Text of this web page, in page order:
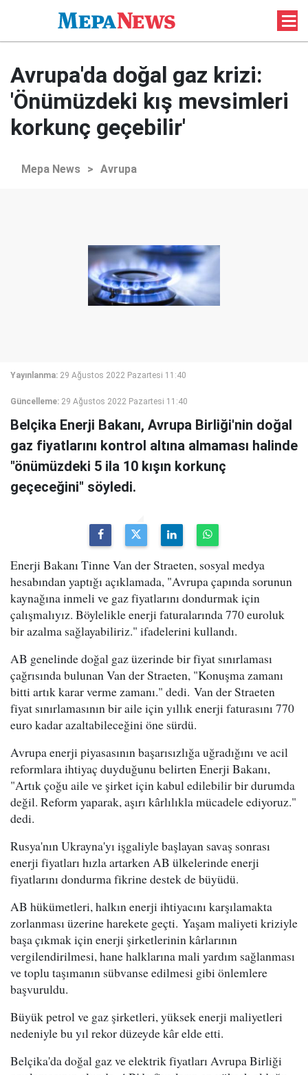
Avrupa'da doğal gaz krizi:
'Önümüzdeki kış mevsimleri
korkunç geçebilir'
Mepa News > Avrupa
Yayınlanma: 29 Ağustos 2022 Pazartesi 11:40
Güncelleme: 29 Ağustos 2022 Pazartesi 11:40
Belçika Enerji Bakanı, Avrupa Birliği'nin doğal
gaz fiyatlarını kontrol altına almaması halinde
"önümüzdeki 5 ila 10 kışın korkunç
geçeceğini" söyledi.
Enerji Bakanı Tinne Van der Straeten, sosyal medya
hesabından yaptığı açıklamada, "Avrupa çapında sorunun
kaynağına inmeli ve gaz fiyatlarını dondurmak için
çalışmalıyız. Böylelikle enerji faturalarında 770 euroluk
bir azalma sağlayabiliriz." ifadelerini kullandı.
AB genelinde doğal gaz üzerinde bir fiyat sınırlaması
çağrısında bulunan Van der Straeten, "Konuşma zamanı
bitti artık karar verme zamanı." dedi. Van der Straeten
fiyat sınırlamasının bir aile için yıllık enerji faturasını 770
euro kadar azaltabileceğini öne sürdü.
Avrupa enerji piyasasının başarısızlığa uğradığını ve acil
reformlara ihtiyaç duyduğunu belirten Enerji Bakanı,
"Artık çoğu aile ve şirket için kabul edilebilir bir durumda
değil. Reform yaparak, aşırı kârlılıkla mücadele ediyoruz."
dedi.
Rusya'nın Ukrayna'yı işgaliyle başlayan savaş sonrası
enerji fiyatları hızla artarken AB ülkelerinde enerji
fiyatlarını dondurma fikrine destek de büyüdü.
AB hükümetleri, halkın enerji ihtiyacını karşılamakta
zorlanması üzerine harekete geçti. Yaşam maliyeti kriziyle
başa çıkmak için enerji şirketlerinin kârlarının
vergilendirilmesi, hane halklarına mali yardım sağlanması
ve toplu taşımanın sübvanse edilmesi gibi önlemlere
başvuruldu.
Büyük petrol ve gaz şirketleri, yüksek enerji maliyetleri
nedeniyle bu yıl rekor düzeyde kâr elde etti.
Belçika'da doğal gaz ve elektrik fiyatları Avrupa Birliği